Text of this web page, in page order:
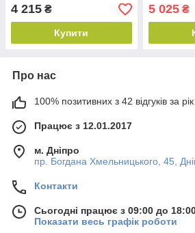
4 215 ₴
Купити
5 025₴
Про нас
100% позитивних з 42 відгуків за рік
Працює з 12.01.2017
м. Дніпро
пр. Богдана Хмельницького, 45,
Контакти
Сьогодні працює з 09:00 до
Показати весь графік роботи